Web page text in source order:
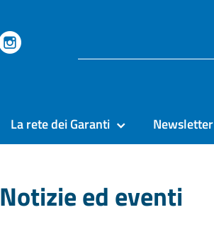
La rete dei Garanti Newsletter
Notizie ed eventi